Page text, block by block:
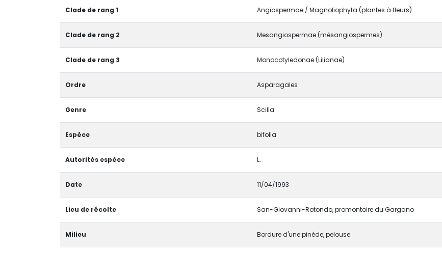
Clade de rang 1 Angiospermae / Magnoliophyta (plantes à fleurs)
Clade de rang 2 Mesangiospermae (mésangiospermes)
Clade de rang 3 Monocotyledonae (Lilianae)
Ordre Asparagales
Genre Scilla
Espèce bifolia
Autorités espèce L.
Date 11/04/1993
Lieu de récolte San-Giovanni-Rotondo, promontoire du Gargano
Milieu Bordure d'une pinède, pelouse